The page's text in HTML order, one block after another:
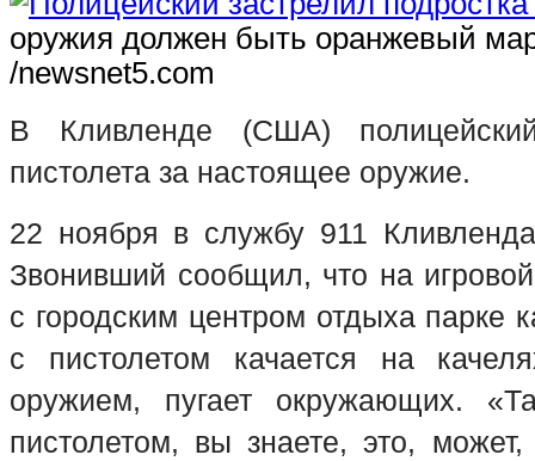
оружия должен быть оранжевый
/newsnet5.com
В Кливленде (США)
пистолета за настоящее оружие.
22 ноября в службу 911
Звонивший сообщил, что на
с городским центром отдыха парке
с пистолетом качается на
оружием, пугает окружающих.
пистолетом, вы знаете, это,